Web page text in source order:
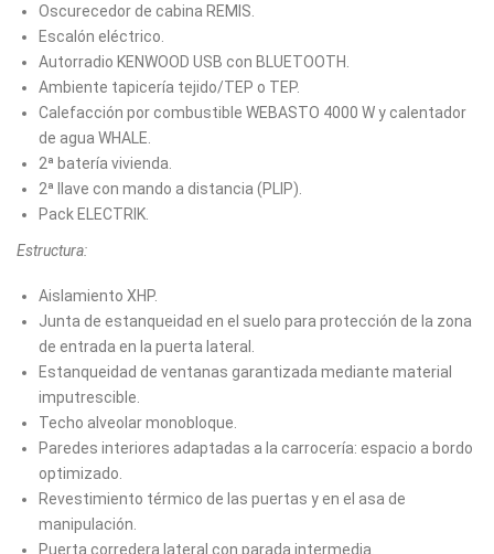
Oscurecedor de cabina REMIS.
Escalón eléctrico.
Autorradio KENWOOD USB con BLUETOOTH.
Ambiente tapicería tejido/TEP o TEP.
Calefacción por combustible WEBASTO 4000 W y calentador
de agua WHALE.
2ª batería vivienda.
2ª llave con mando a distancia (PLIP).
Pack ELECTRIK.
Estructura:
Aislamiento XHP.
Junta de estanqueidad en el suelo para protección de la zona
de entrada en la puerta lateral.
Estanqueidad de ventanas garantizada mediante material
imputrescible.
Techo alveolar monobloque.
Paredes interiores adaptadas a la carrocería: espacio a bordo
optimizado.
Revestimiento térmico de las puertas y en el asa de
manipulación.
Puerta corredera lateral con parada intermedia.